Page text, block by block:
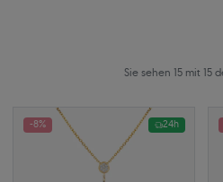
Sie sehen 15 mit 15
-8% 24h